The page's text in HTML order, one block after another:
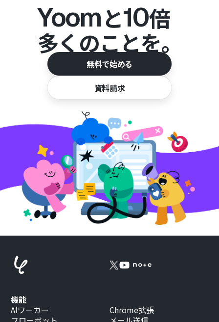
Yoomと10倍
多くのことを。
無料で始める
資料請求
機能
AIワーカー
Chrome拡張